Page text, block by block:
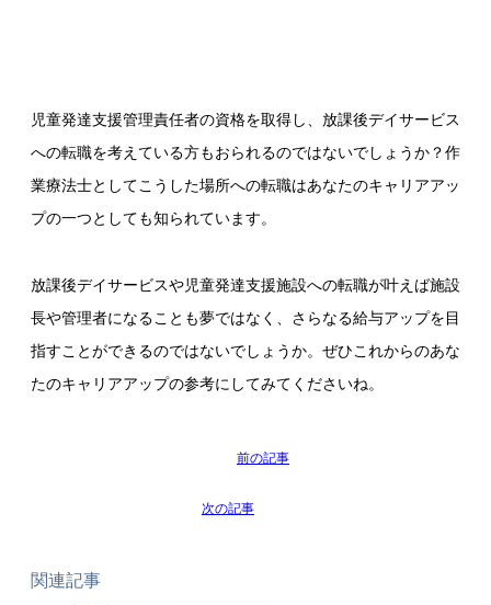
児童発達支援管理責任者の資格を取得し、放課後デイサービス
への転職を考えている方もおられるのではないでしょうか？作
業療法士としてこうした場所への転職はあなたのキャリアアッ
プの一つとしても知られています。
放課後デイサービスや児童発達支援施設への転職が叶えば施設
長や管理者になることも夢ではなく、さらなる給与アップを目
指すことができるのではないでしょうか。ぜひこれからのあな
たのキャリアアップの参考にしてみてくださいね。
関連記事